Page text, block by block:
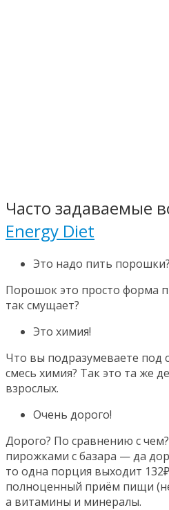
Часто задаваемые
Energy Diet
Это надо пить порошки?
Порошок это просто форма
так смущает?
Это химия!
Что вы подразумеваете под
смесь химия? Так это та же
взрослых.
Очень дорого!
Дорого? По сравнению с
пирожками с базара — да
то одна порция выходит
полноценный приём пищи
а витамины и минералы.